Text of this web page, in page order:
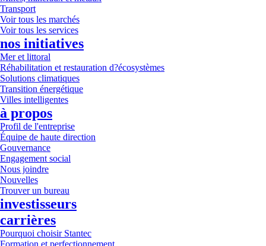
Transport
Voir tous les marchés
Voir tous les services
nos initiatives
Mer et littoral
Réhabilitation et restauration d?écosystèmes
Solutions climatiques
Transition énergétique
Villes intelligentes
à propos
Profil de l'entreprise
Équipe de haute direction
Gouvernance
Engagement social
Nous joindre
Nouvelles
Trouver un bureau
investisseurs
carrières
Pourquoi choisir Stantec
Formation et perfectionnement